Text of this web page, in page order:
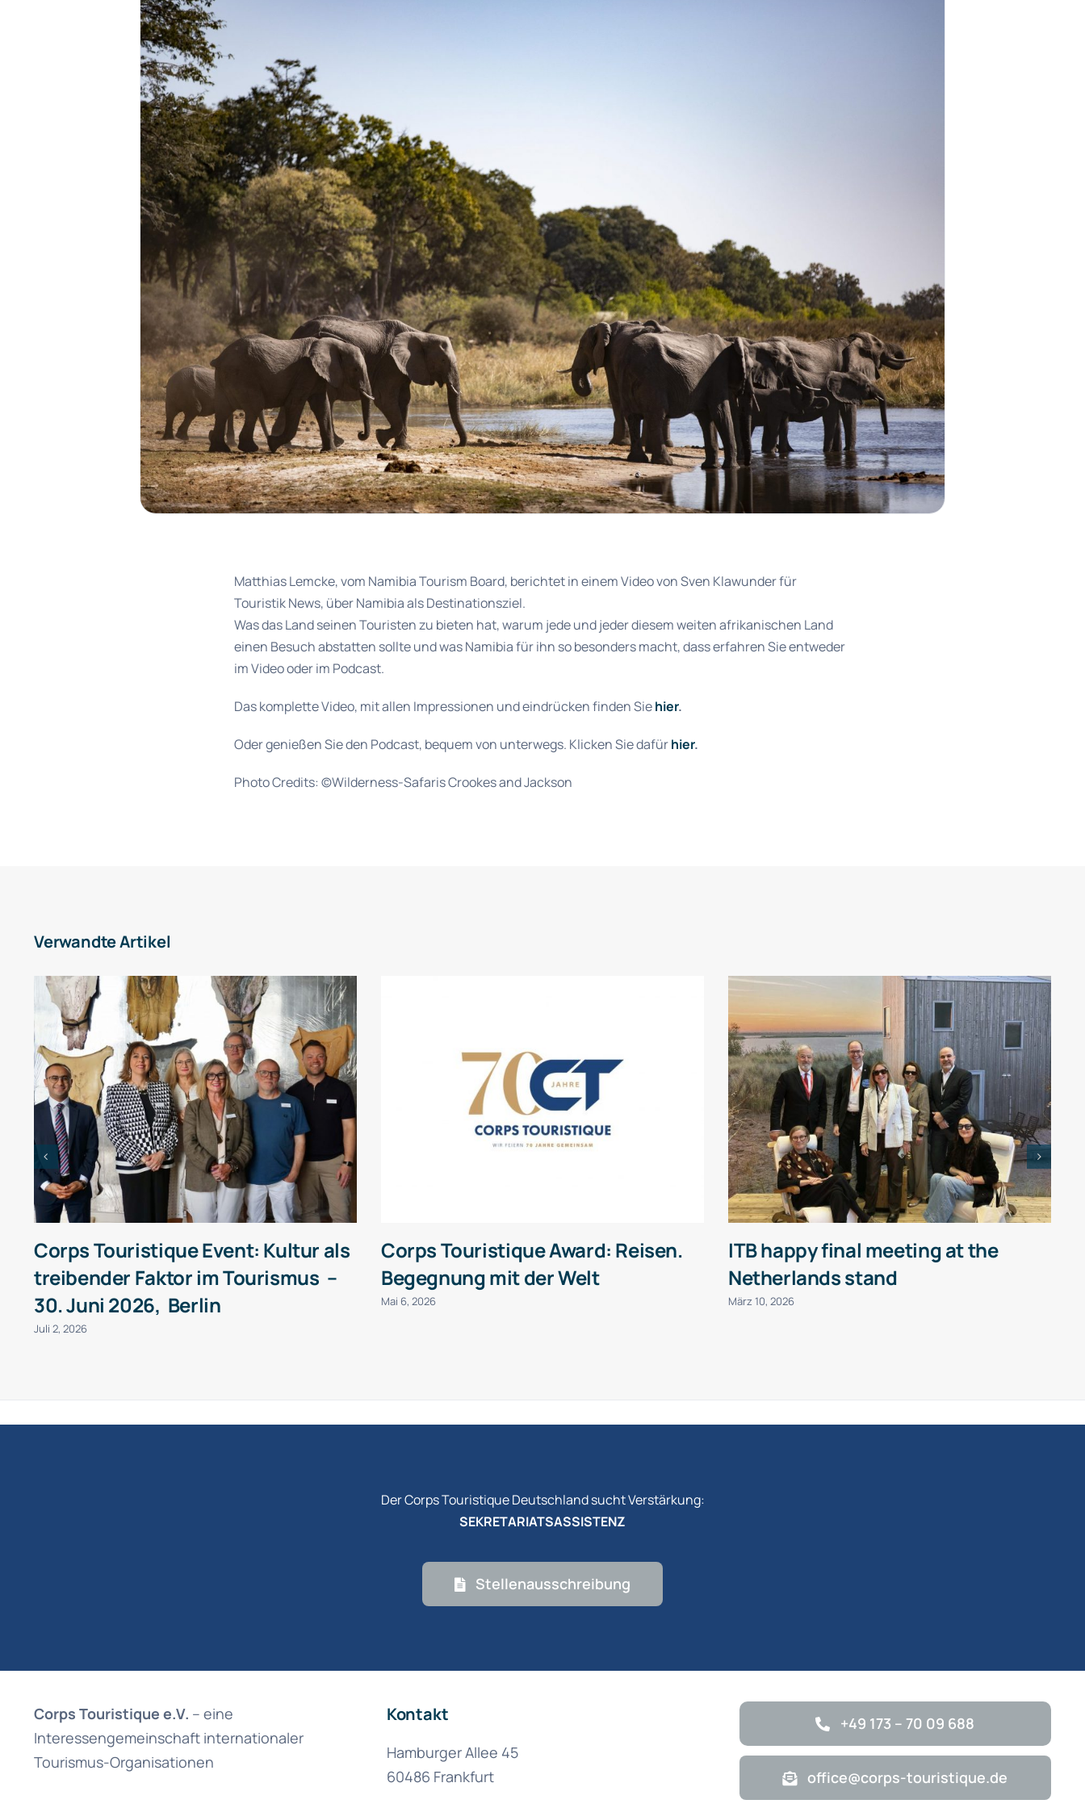
Matthias Lemcke, vom Namibia Tourism Board, berichtet in einem Video von Sven Klawunder für
Touristik News, über Namibia als Destinationsziel.
Was das Land seinen Touristen zu bieten hat, warum jede und jeder diesem weiten afrikanischen Land
einen Besuch abstatten sollte und was Namibia für ihn so besonders macht, dass erfahren Sie entweder
im Video oder im Podcast.
Das komplette Video, mit allen Impressionen und eindrücken finden Siehier.
Oder genießen Sie den Podcast, bequem von unterwegs. Klicken Sie dafürhier.
Photo Credits: ©Wilderness-Safaris Crookes and Jackson
Verwandte Artikel
Corps Touristique Event: Kultur als
treibender Faktor im Tourismus –
30. Juni 2026, Berlin
Juli 2, 2026
Corps Touristique Award: Reisen.
Begegnung mit der Welt
Mai 6, 2026
ITB happy final meeting at the
Netherlands stand
März 10, 2026
Der Corps Touristique Deutschland sucht Verstärkung:
SEKRETARIATSASSISTENZ
Stellenausschreibung
Corps Touristique e.V. – eine
Interessengemeinschaft internationaler
Tourismus-Organisationen
Kontakt
Hamburger Allee 45
60486 Frankfurt
+49 173 – 70 09 688
office@corps-touristique.de